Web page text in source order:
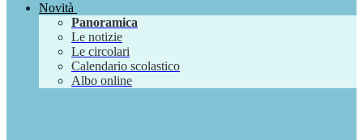
Novità
Panoramica
Le notizie
Le circolari
Calendario scolastico
Albo online